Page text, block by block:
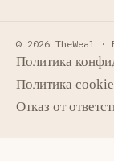
© 2026 TheWeal ·
Политика
Политика cookie
Отказ от